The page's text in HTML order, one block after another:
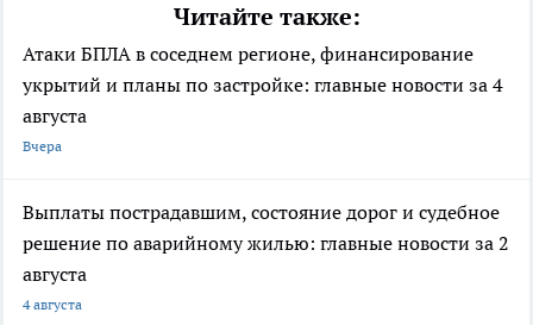
Читайте также:
Атаки БПЛА в соседнем регионе, финансирование
укрытий и планы по застройке: главные новости за 4
августа
Вчера
Выплаты пострадавшим, состояние дорог и судебное
решение по аварийному жилью: главные новости за 2
августа
4 августа